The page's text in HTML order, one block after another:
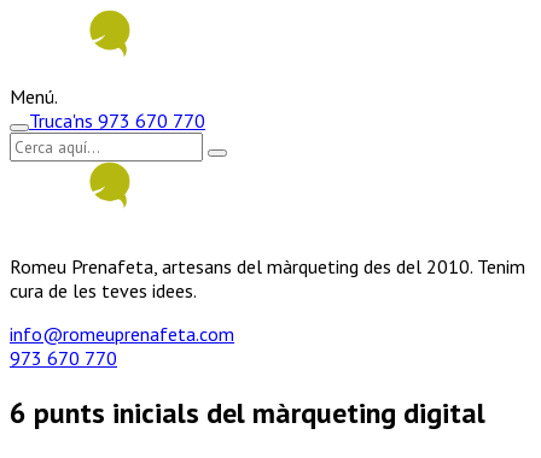
Menú.
Truca'ns 973 670 770
Romeu Prenafeta, artesans del màrqueting des del 2010. Tenim
cura de les teves idees.
info@romeuprenafeta.com
973 670 770
6 punts inicials del màrqueting digital